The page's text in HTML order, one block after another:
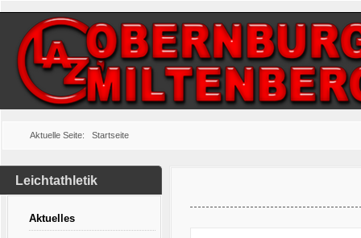
Aktuelle Seite: Startseite
Leichtathletik
Aktuelles